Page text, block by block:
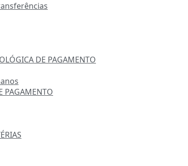
DE PAGAMENTO
PAGAMENTO